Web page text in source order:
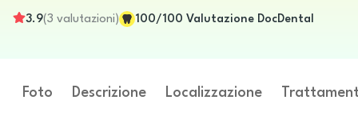
3.9(3 valutazioni) 100/100 Valutazione DocDental
Foto Descrizione Localizzazione